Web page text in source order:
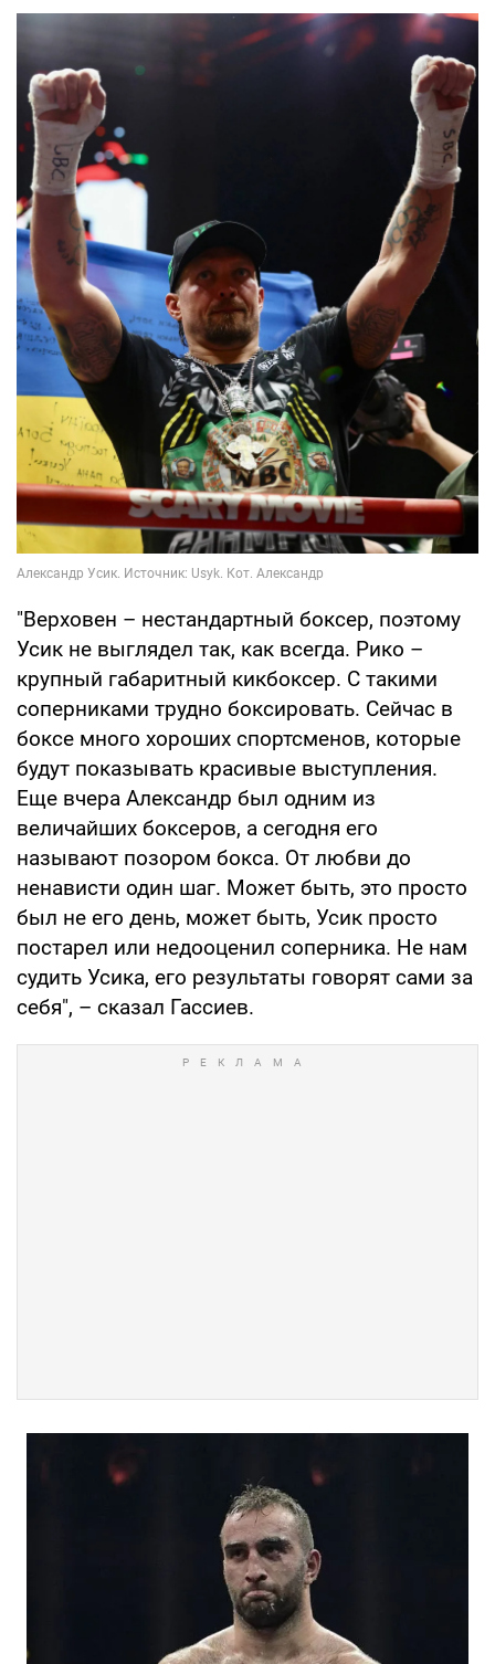
"Верховен – нестандартный боксер, поэтому
Усик не выглядел так, как всегда. Рико –
крупный габаритный кикбоксер. С такими
соперниками трудно боксировать. Сейчас в
боксе много хороших спортсменов, которые
будут показывать красивые выступления.
Еще вчера Александр был одним из
величайших боксеров, а сегодня его
называют позором бокса. От любви до
ненависти один шаг. Может быть, это просто
был не его день, может быть, Усик просто
постарел или недооценил соперника. Не нам
судить Усика, его результаты говорят сами за
себя", – сказал Гассиев.